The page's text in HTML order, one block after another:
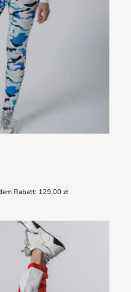
Rabatt: 129,00 zł